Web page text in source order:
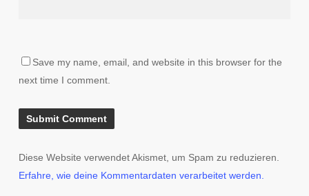
Save my name, email, and website in this browser for the
next time I comment.
Diese Website verwendet Akismet, um Spam zu reduzieren.
Erfahre, wie deine Kommentardaten verarbeitet werden.